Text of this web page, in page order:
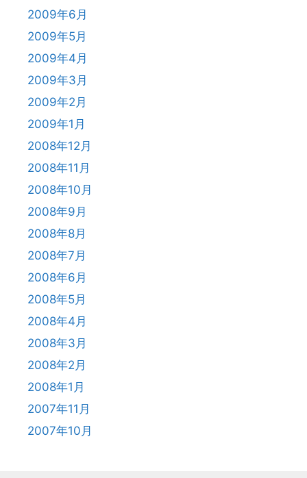
2009年6月
2009年5月
2009年4月
2009年3月
2009年2月
2009年1月
2008年12月
2008年11月
2008年10月
2008年9月
2008年8月
2008年7月
2008年6月
2008年5月
2008年4月
2008年3月
2008年2月
2008年1月
2007年11月
2007年10月